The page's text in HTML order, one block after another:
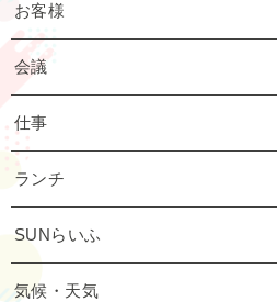
お客様
会議
仕事
ランチ
SUNらいふ
気候・天気